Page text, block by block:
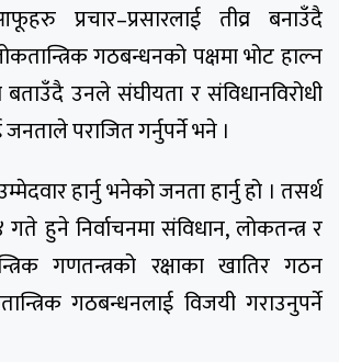
प्रचार–प्रसारलाई तीव्र बनाउँदै
गठबन्धनको पक्षमा भोट हाल्न
बताउँदै उनले संघीयता र संविधानविरोधी
पराजित गर्नुपर्ने भने ।
हार्नु भनेको जनता हार्नु हो । तसर्थ
हुने निर्वाचनमा संविधान, लोकतन्त्र र
गणतन्त्रको रक्षाका खातिर गठन
गठबन्धनलाई विजयी गराउनुपर्ने